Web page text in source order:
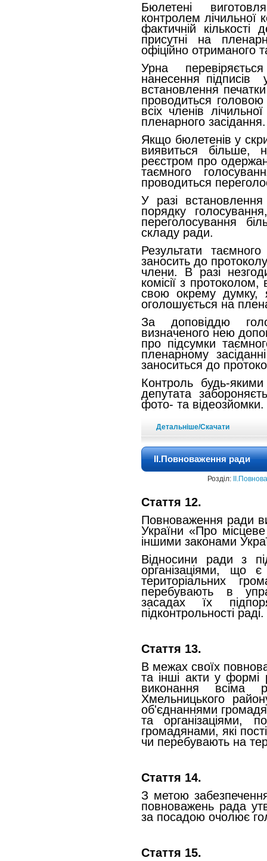
Бюлетені
контролем лічильної
фактичній кількості
присутні на
офіційно отриманого
Урна
нанесення підписів
встановлення
проводиться головою
всіх членів
пленарного засідання.
Якщо бюлетенів у
виявиться більше,
реєстром про
таємного
проводиться
У разі
порядку
переголосування
складу ради.
Результати
заносить до
члени. В разі
комісії з
свою окрему думку,
оголошується на
За доповіддю
визначеного нею
про підсумки
пленарному
заноситься до
Контроль будь-
депутата
фото- та відеозйомки.
Детальніше/Скачати
ІІ.Повноваження ради
Розділ:
Стаття 12.
Повноваження ради
України «Про
іншими законами
Відносини ради з
організаціями, що є
територіальних
перебувають в
засадах їх
підконтрольності раді.
Стаття 13.
В межах своїх
та інші акти у формі
виконання всіма
Хмельницького
об'єднаннями
та організаціями,
громадянами, які
чи перебувають на
Стаття 14.
З метою
повноважень рада
за посадою очолює
Стаття 15.